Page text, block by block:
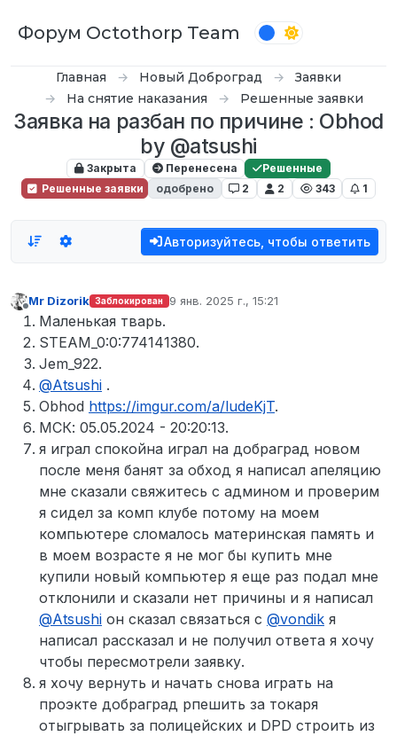
Форум Octothorp Team
Главная Новый Доброград
Заявки
На снятие наказания
Решенные заявки
Заявка на разбан по причине : Obhod
by @atsushi
Закрыта Перенесена
Решенные
Решенные заявки
одобрено 2 2 343 1
Авторизуйтесь, чтобы ответить
Не в сети
Mr Dizorik Заблокирован 9 янв. 2025 г., 15:21
отредактировано
Маленькая тварь.
STEAM_0:0:774141380.
Jem_922.
@Atsushi .
Obhod https://imgur.com/a/ludeKjT.
МСК: 05.05.2024 - 20:20:13.
я играл спокойна играл на добраград новом
после меня банят за обход я написал апеляцию
мне сказали свяжитесь с админом и проверим
я сидел за комп клубе потому на моем
компьютере сломалось материнская память и
в моем возрасте я не мог бы купить мне
купили новый компьютер я еще раз подал мне
отклонили и сказали нет причины и я написал
@Atsushi он сказал связаться с @vondik я
написал рассказал и не получил ответа я хочу
чтобы пересмотрели заявку.
я хочу вернуть и начать снова играть на
проэкте добраград рпешить за токаря
отыгрывать за полицейских и DPD строить из